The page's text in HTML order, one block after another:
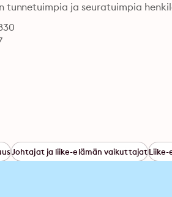
tunnetuimpia ja seuratuimpia
Johtajat ja liike-elämän vaikuttajatLiike-